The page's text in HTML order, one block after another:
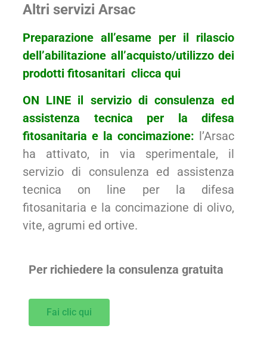
Altri servizi Arsac
Preparazione all’esame per il rilascio
dell’abilitazione all’acquisto/utilizzo dei
prodotti fitosanitari clicca qui
ON LINE il servizio di consulenza ed
assistenza tecnica per la difesa
fitosanitaria e la concimazione: l’Arsac
ha attivato, in via sperimentale, il
servizio di consulenza ed assistenza
tecnica on line per la difesa
fitosanitaria e la concimazione di olivo,
vite, agrumi ed ortive.
Per richiedere la consulenza gratuita
Fai clic qui